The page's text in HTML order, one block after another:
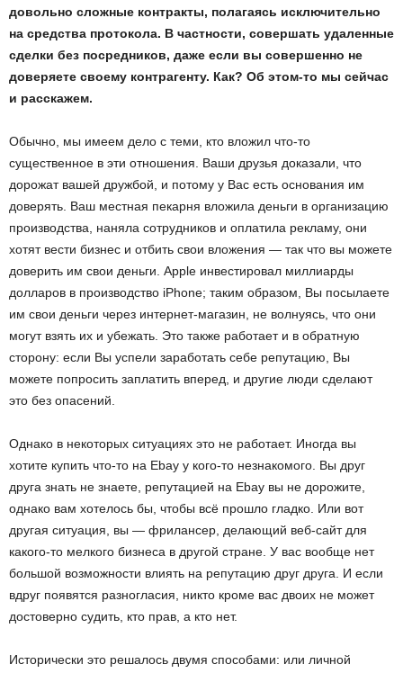
довольно сложные контракты, полагаясь исключительно
на средства протокола. В частности, совершать удаленные
сделки без посредников, даже если вы совершенно не
доверяете своему контрагенту. Как? Об этом-то мы сейчас
и расскажем.
Обычно, мы имеем дело с теми, кто вложил что-то
существенное в эти отношения. Ваши друзья доказали, что
дорожат вашей дружбой, и потому у Вас есть основания им
доверять. Ваш местная пекарня вложила деньги в организацию
производства, наняла сотрудников и оплатила рекламу, они
хотят вести бизнес и отбить свои вложения — так что вы можете
доверить им свои деньги. Apple инвестировал миллиарды
долларов в производство iPhone; таким образом, Вы посылаете
им свои деньги через интернет-магазин, не волнуясь, что они
могут взять их и убежать. Это также работает и в обратную
сторону: если Вы успели заработать себе репутацию, Вы
можете попросить заплатить вперед, и другие люди сделают
это без опасений.
Однако в некоторых ситуациях это не работает. Иногда вы
хотите купить что-то на Ebay у кого-то незнакомого. Вы друг
друга знать не знаете, репутацией на Ebay вы не дорожите,
однако вам хотелось бы, чтобы всё прошло гладко. Или вот
другая ситуация, вы — фрилансер, делающий веб-сайт для
какого-то мелкого бизнеса в другой стране. У вас вообще нет
большой возможности влиять на репутацию друг друга. И если
вдруг появятся разногласия, никто кроме вас двоих не может
достоверно судить, кто прав, а кто нет.
Исторически это решалось двумя способами: или личной